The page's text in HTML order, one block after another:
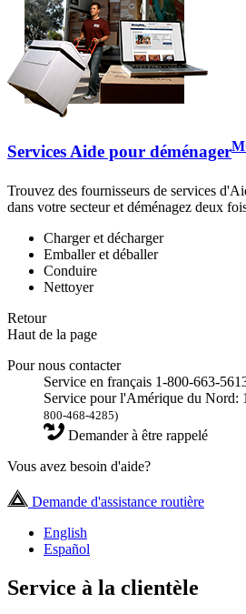
Services Aide pour déménager
Trouvez des fournisseurs de services
dans votre secteur et déménagez deux
Charger et décharger
Emballer et déballer
Conduire
Nettoyer
Retour
Haut de la page
Pour nous contacter
Service en français 1-800-663-
Service pour l'Amérique du
800-468-4285)
Demander à être rappelé
Vous avez besoin d'aide?
Demande d'assistance routière
English
Español
Service à la clientèle